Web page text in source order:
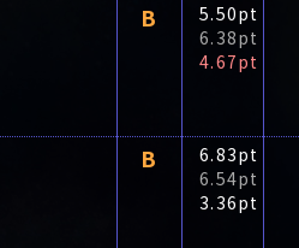
B
5.50pt
6.38pt
4.67pt
B
6.83pt
6.54pt
3.36pt